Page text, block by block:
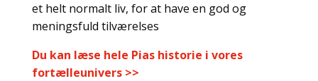
et helt normalt liv, for at have en god og
meningsfuld tilværelses
Du kan læse hele Pias historie i vores
fortælleunivers >>